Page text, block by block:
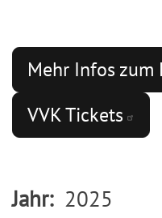
Mehr Infos zum
VVKTickets
Jahr
2025